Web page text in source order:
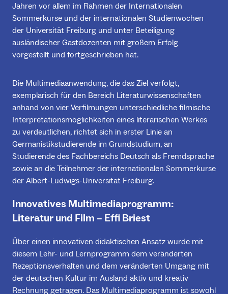
Jahren vor allem im Rahmen der Internationalen
Sommerkurse und der internationalen Studienwochen
der Universität Freiburg und unter Beteiligung
ausländischer Gastdozenten mit großem Erfolg
vorgestellt und fortgeschrieben hat.
Die Multimediaanwendung, die das Ziel verfolgt,
exemplarisch für den Bereich Literaturwissenschaften
anhand von vier Verfilmungen unterschiedliche filmische
Interpretationsmöglichkeiten eines literarischen Werkes
zu verdeutlichen, richtet sich in erster Linie an
Germanistikstudierende im Grundstudium, an
Studierende des Fachbereichs Deutsch als Fremdsprache
sowie an die Teilnehmer der internationalen Sommerkurse
der Albert-Ludwigs-Universität Freiburg.
Innovatives Multimediaprogramm:
Literatur und Film – Effi Briest
Über einen innovativen didaktischen Ansatz wurde mit
diesem Lehr- und Lernprogramm dem veränderten
Rezeptionsverhalten und dem veränderten Umgang mit
der deutschen Kultur im Ausland aktiv und kreativ
Rechnung getragen. Das Multimediaprogramm ist sowohl